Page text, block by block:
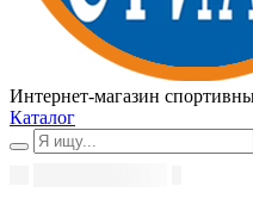
Интернет-магазин
Каталог